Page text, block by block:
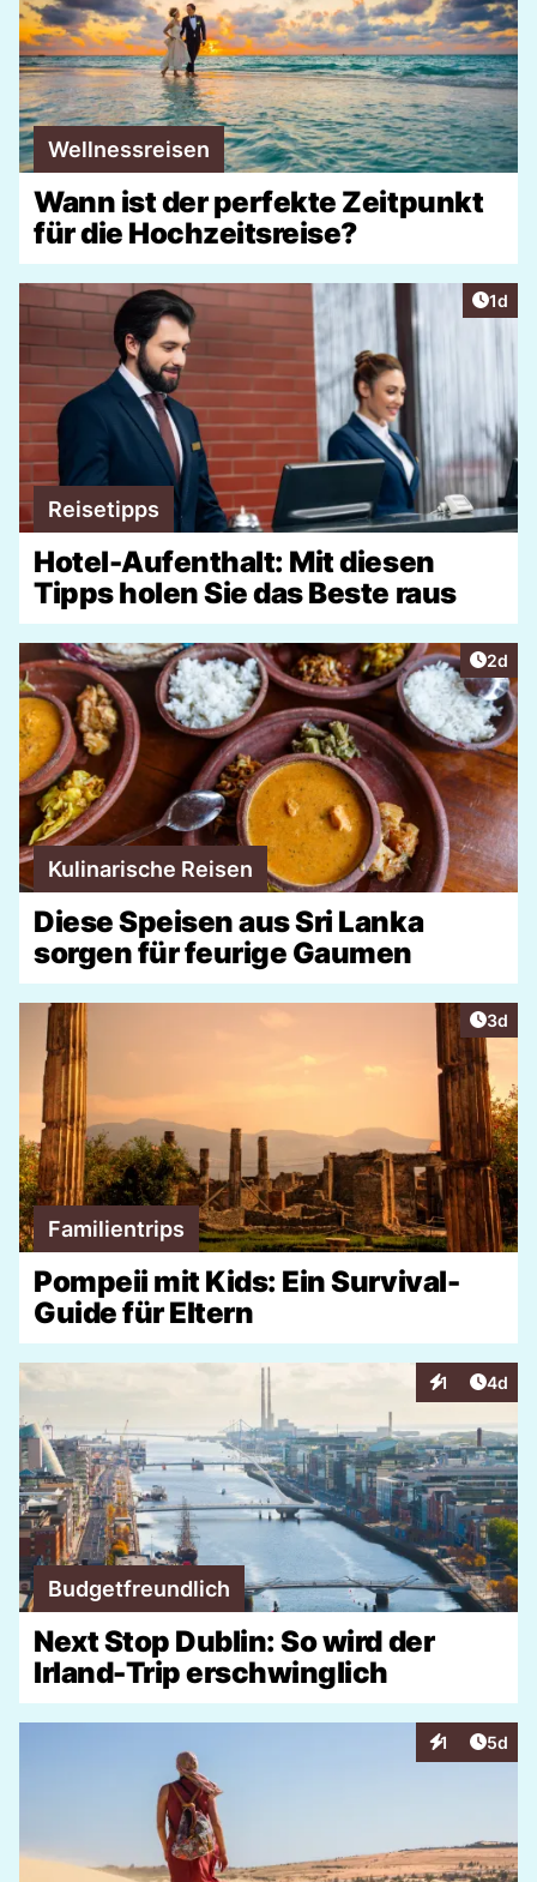
Wellnessreisen
Wann ist der perfekte Zeitpunkt
für die Hochzeitsreise?
1d
Reisetipps
Hotel-Aufenthalt: Mit diesen
Tipps holen Sie das Beste raus
2d
Kulinarische Reisen
Diese Speisen aus Sri Lanka
sorgen für feurige Gaumen
3d
Familientrips
Pompeii mit Kids: Ein Survival-
Guide für Eltern
1
Interaktionen
4d
Budgetfreundlich
Next Stop Dublin: So wird der
Irland-Trip erschwinglich
1
Interaktionen
5d